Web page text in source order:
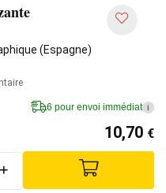
(Espagne)
6 pour envoi immédiat i
10,70 €
+